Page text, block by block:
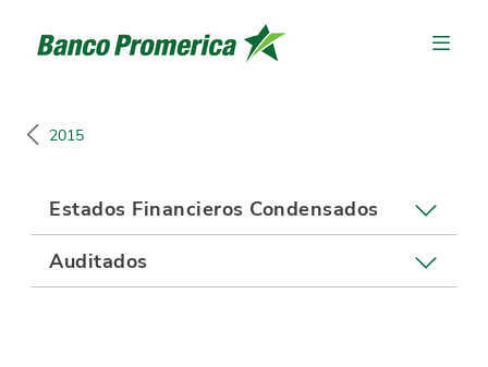
2015
Estados Financieros Condensados
Auditados